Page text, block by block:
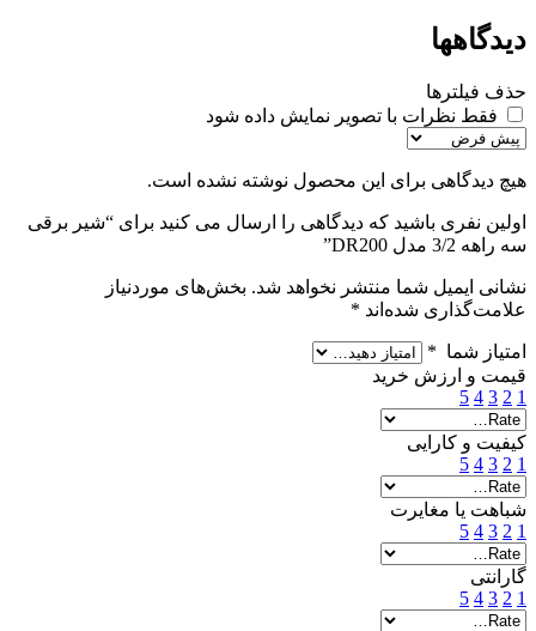
دیدگاهها
حذف فیلترها
فقط نظرات با تصویر نمایش داده شود
هیچ دیدگاهی برای این محصول نوشته نشده است.
اولین نفری باشید که دیدگاهی را ارسال می کنید برای “شیر برقی
سه راهه 3/2 مدل DR200”
نشانی ایمیل شما منتشر نخواهد شد. بخش‌های موردنیاز
علامت‌گذاری شده‌اند *
امتیاز شما *
قیمت و ارزش خرید
1
2
3
4
5
کیفیت و کارایی
1
2
3
4
5
شباهت یا مغایرت
1
2
3
4
5
گارانتی
1
2
3
4
5